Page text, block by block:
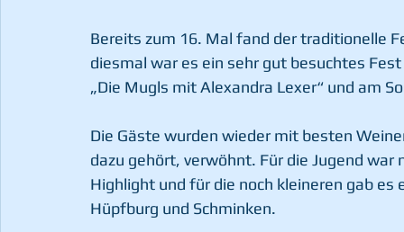
Bereits zum 16. Mal fand der traditionelle
diesmal war es ein sehr gut besuchtes
„Die Mugls mit Alexandra Lexer“ und am
Die Gäste wurden wieder mit besten
dazu gehört, verwöhnt. Für die Jugend
Highlight und für die noch kleineren gab
Hüpfburg und Schminken.